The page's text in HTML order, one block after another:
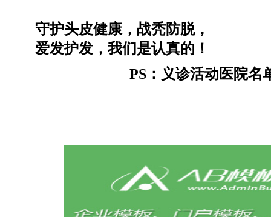
守护头皮健康，战秃防脱，
爱发护发，我们是认真的！
PS：义诊活动医院名